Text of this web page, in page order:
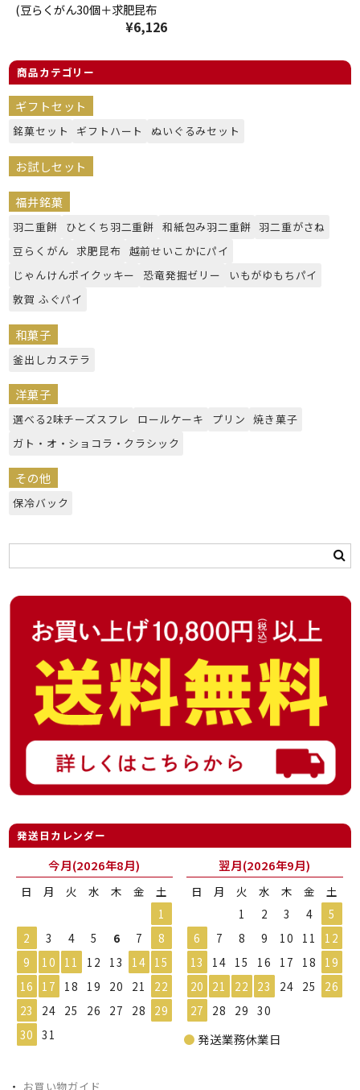
(豆らくがん30個＋求肥昆布
30枚) 【かたいお菓子】 [ 和
プレゼント 贈り物 おやつ お
土産 手土産 福井 福井銘菓 福
井土産 ]
¥6,126
商品カテゴリー
ギフトセット
銘菓セット ギフトハート ぬいぐるみセット
お試しセット
福井銘菓
羽二重餅 ひとくち羽二重餅 和紙包み羽二重餅 羽二重がさね
豆らくがん 求肥昆布 越前せいこかにパイ
じゃんけんポイクッキー
恐竜発掘ゼリー
いもがゆもちパイ
敦賀 ふぐパイ
和菓子
釜出しカステラ
洋菓子
選べる2味チーズスフレ ロールケーキ プリン
焼き菓子
ガト・オ・ショコラ・クラシック
その他
保冷バック
発送日カレンダー
今月(2026年8月)
日 月 火 水 木 金
土
1
2
3 4 5 6 7
8
9
10 11 12 13 14 15
16
17 18 19 20 21
22
23
24 25 26 27 28
29
30
31
翌月(2026年9月)
日 月 火 水 木 金
土
1
2 3 4
5
6
7 8 9 10 11
12
13
14 15 16 17 18
19
20
21 22 23 24 25
26
27
28 29 30
● 発送業務休業日
・ お買い物ガイド